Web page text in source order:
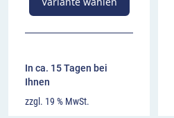
In ca. 15 Tagen bei
Ihnen
zzgl. 19 % MwSt.